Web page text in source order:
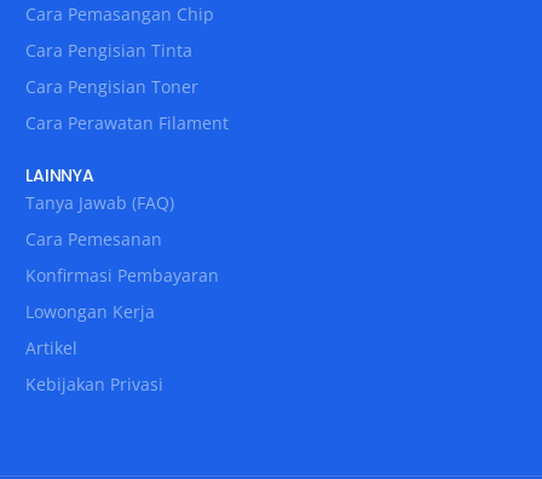
Cara Pemasangan Chip
Cara Pengisian Tinta
Cara Pengisian Toner
Cara Perawatan Filament
LAINNYA
Tanya Jawab (FAQ)
Cara Pemesanan
Konfirmasi Pembayaran
Lowongan Kerja
Artikel
Kebijakan Privasi